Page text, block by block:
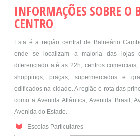
INFORMAÇÕES SOBRE O
CENTRO
Esta é a região central de Balneário
onde se localizam a maioria das lojas
diferenciado até as 22h, centros
shoppings, praças, supermercados e
edificados na cidade. A região é rota das
como a Avenida Atlântica, Avenida Brasil,
Avenida do Estado.
Escolas Particulares